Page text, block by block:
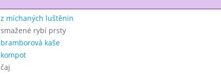
z míchaných luštěnin
smažené rybí prsty
bramborová kaše
kompot
čaj